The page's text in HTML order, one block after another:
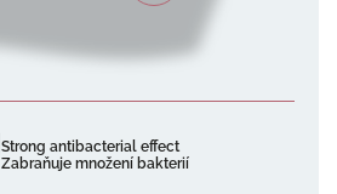
Strong antibacterial effect
Zabraňuje množení bakterií